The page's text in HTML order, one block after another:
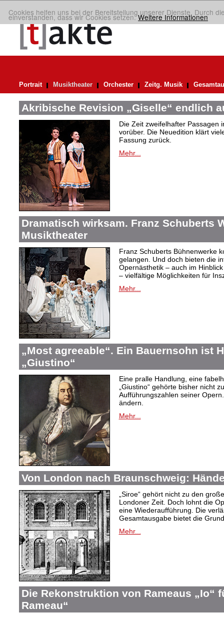
Cookies helfen uns bei der Bereitstellung unserer Dienste. Durch
einverstanden, dass wir Cookies setzen.Weitere Informationen
Portrait Musiktheater Orchester Zeitg. Musik
Akribische Revision „Giselle“ endlich
Die Zeit zweifelhafter Passagen
vorüber. Die Neuedition klärt
Fassung zurück.
Mehr...
Dramatisch wirksam. Franz Schuberts
Musiktheater
Franz Schuberts Bühnenwerke
gelangen. Und doch bieten die
Opernästhetik – auch im
– vielfältige Möglichkeiten für
Mehr...
„Most agreeable“. Ein Bauernsohn ist
„Giustino“
Eine pralle Handlung, eine
„Giustino“ gehörte bisher nicht
Aufführungszahlen seiner
ändern.
Mehr...
Von London nach Braunschweig:
„Siroe“ gehört nicht zu den
Londoner Zeit. Doch lohnt die
eine Wiederaufführung. Die
Gesamtausgabe bietet die
Mehr...
Die Rekonstruktion von Rameaus „Io“
Rameau“